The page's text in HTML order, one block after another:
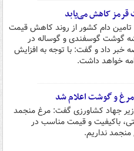
کاهش می‌یابد
دام کشور از روند کاهش قیمت
گوشت گوسفندی و گوساله در
خبر داد و گفت: با توجه به افزایش
خواهد داشت.
و گوشت اعلام شد
جهاد کشاورزی گفت: مرغ منجمد
باکیفیت و قیمت مناسب در
نداریم.